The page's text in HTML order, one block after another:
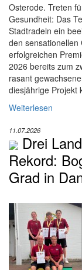
Osterode. Treten
Gesundheit: Das
Stadtradeln ein
den
erfolgreichen
2026 bereits zum
rasant
diesjährige Projekt
Weiterlesen
11.07.2026
Drei
Rekord:
Grad in